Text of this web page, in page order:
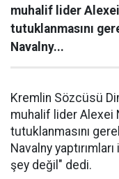
muhalif lider
tutuklanmasını
Navalny...
Kremlin Sözcüsü
muhalif lider Alexei
tutuklanmasını
Navalny
şey değil" dedi.